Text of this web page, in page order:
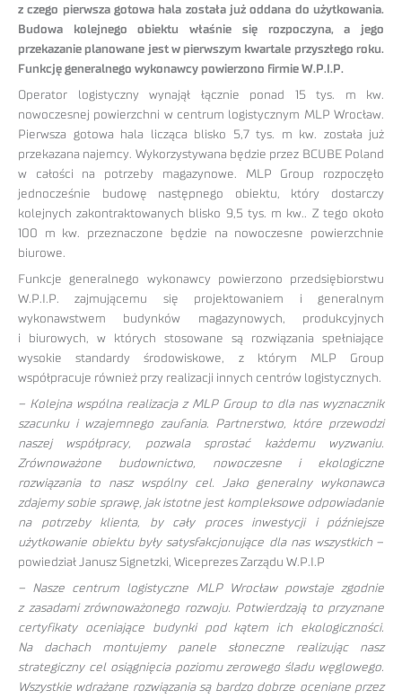
z czego pierwsza gotowa hala została już oddana do użytkowania.
Budowa kolejnego obiektu właśnie się rozpoczyna, a jego
przekazanie planowane jest w pierwszym kwartale przyszłego roku.
Funkcję generalnego wykonawcy powierzono firmie W.P.I.P.
Operator logistyczny wynajął łącznie ponad 15 tys. m kw.
nowoczesnej powierzchni w centrum logistycznym MLP Wrocław.
Pierwsza gotowa hala licząca blisko 5,7 tys. m kw. została już
przekazana najemcy. Wykorzystywana będzie przez BCUBE Poland
w całości na potrzeby magazynowe. MLP Group rozpoczęło
jednocześnie budowę następnego obiektu, który dostarczy
kolejnych zakontraktowanych blisko 9,5 tys. m kw.. Z tego około
100 m kw. przeznaczone będzie na nowoczesne powierzchnie
biurowe.
Funkcje generalnego wykonawcy powierzono przedsiębiorstwu
W.P.I.P. zajmującemu się projektowaniem i generalnym
wykonawstwem budynków magazynowych, produkcyjnych
i biurowych, w których stosowane są rozwiązania spełniające
wysokie standardy środowiskowe, z którym MLP Group
współpracuje również przy realizacji innych centrów logistycznych.
– Kolejna wspólna realizacja z MLP Group to dla nas wyznacznik
szacunku i wzajemnego zaufania. Partnerstwo, które przewodzi
naszej współpracy, pozwala sprostać każdemu wyzwaniu.
Zrównoważone budownictwo, nowoczesne i ekologiczne
rozwiązania to nasz wspólny cel. Jako generalny wykonawca
zdajemy sobie sprawę, jak istotne jest kompleksowe odpowiadanie
na potrzeby klienta, by cały proces inwestycji i późniejsze
użytkowanie obiektu były satysfakcjonujące dla nas wszystkich–
powiedział Janusz Signetzki, Wiceprezes Zarządu W.P.I.P
– Nasze centrum logistyczne MLP Wrocław powstaje zgodnie
z zasadami zrównoważonego rozwoju. Potwierdzają to przyznane
certyfikaty oceniające budynki pod kątem ich ekologiczności.
Na dachach montujemy panele słoneczne realizując nasz
strategiczny cel osiągnięcia poziomu zerowego śladu węglowego.
Wszystkie wdrażane rozwiązania są bardzo dobrze oceniane przez